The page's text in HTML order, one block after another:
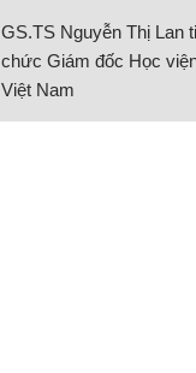
GS.TS Nguyễn Thị Lan
chức Giám đốc Học
Việt Nam